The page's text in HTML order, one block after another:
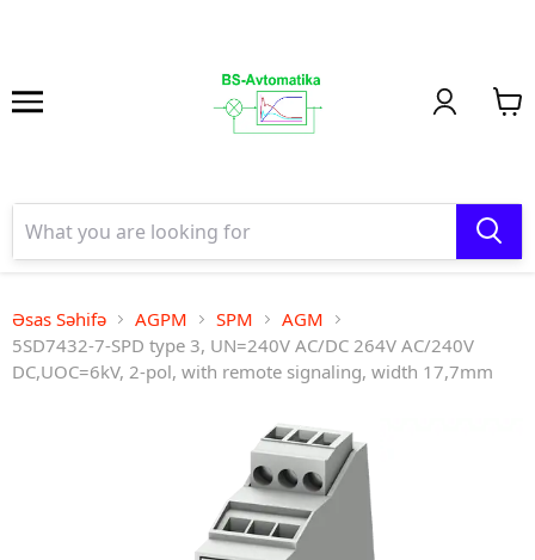
Əsas Səhifə AGPM SPM
AGM
5SD7432-7-SPD type 3, UN=240V AC/DC 264V AC/240V
DC,UOC=6kV, 2-pol, with remote signaling, width 17,7mm